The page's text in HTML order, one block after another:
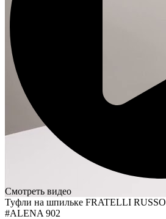
Смотреть видео
Туфли на шпильке FRATELLI RUSSO
#ALENA 902